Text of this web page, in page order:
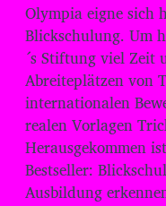
Olympia eigne sich
Blickschulung. Um
´s Stiftung viel Zeit
Abreiteplätzen von
internationalen
realen Vorlagen
Herausgekommen
Bestseller:
Ausbildung